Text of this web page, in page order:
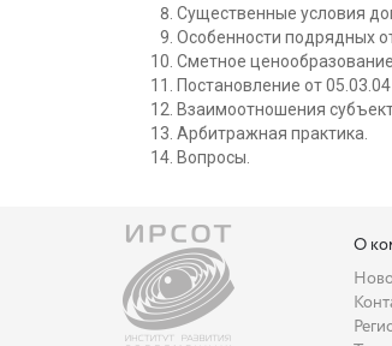
Существенные условия
Особенности подрядных
Сметное ценообразование.
Постановление от
Взаимоотношения
Арбитражная практика.
Вопросы.
О